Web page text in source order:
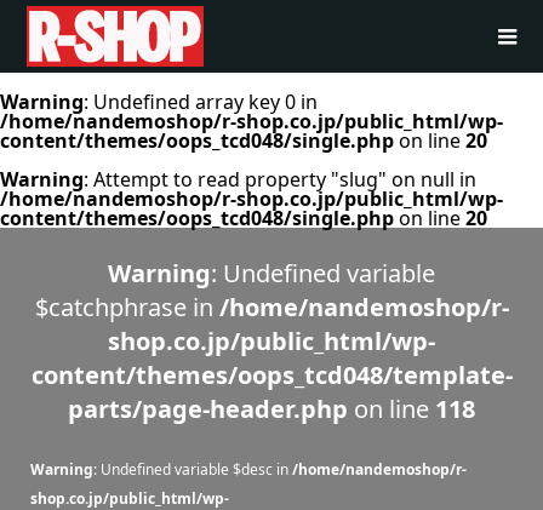
Warning: Undefined array key 0 in
/home/nandemoshop/r-shop.co.jp/public_html/wp-
content/themes/oops_tcd048/single.phpon line20
Warning: Attempt to read property "slug" on null in
/home/nandemoshop/r-shop.co.jp/public_html/wp-
content/themes/oops_tcd048/single.phpon line20
Warning: Undefined variable
$catchphrase in /home/nandemoshop/r-
shop.co.jp/public_html/wp-
content/themes/oops_tcd048/template-
parts/page-header.php on line 118
Warning: Undefined variable $desc in/home/nandemoshop/r-
shop.co.jp/public_html/wp-